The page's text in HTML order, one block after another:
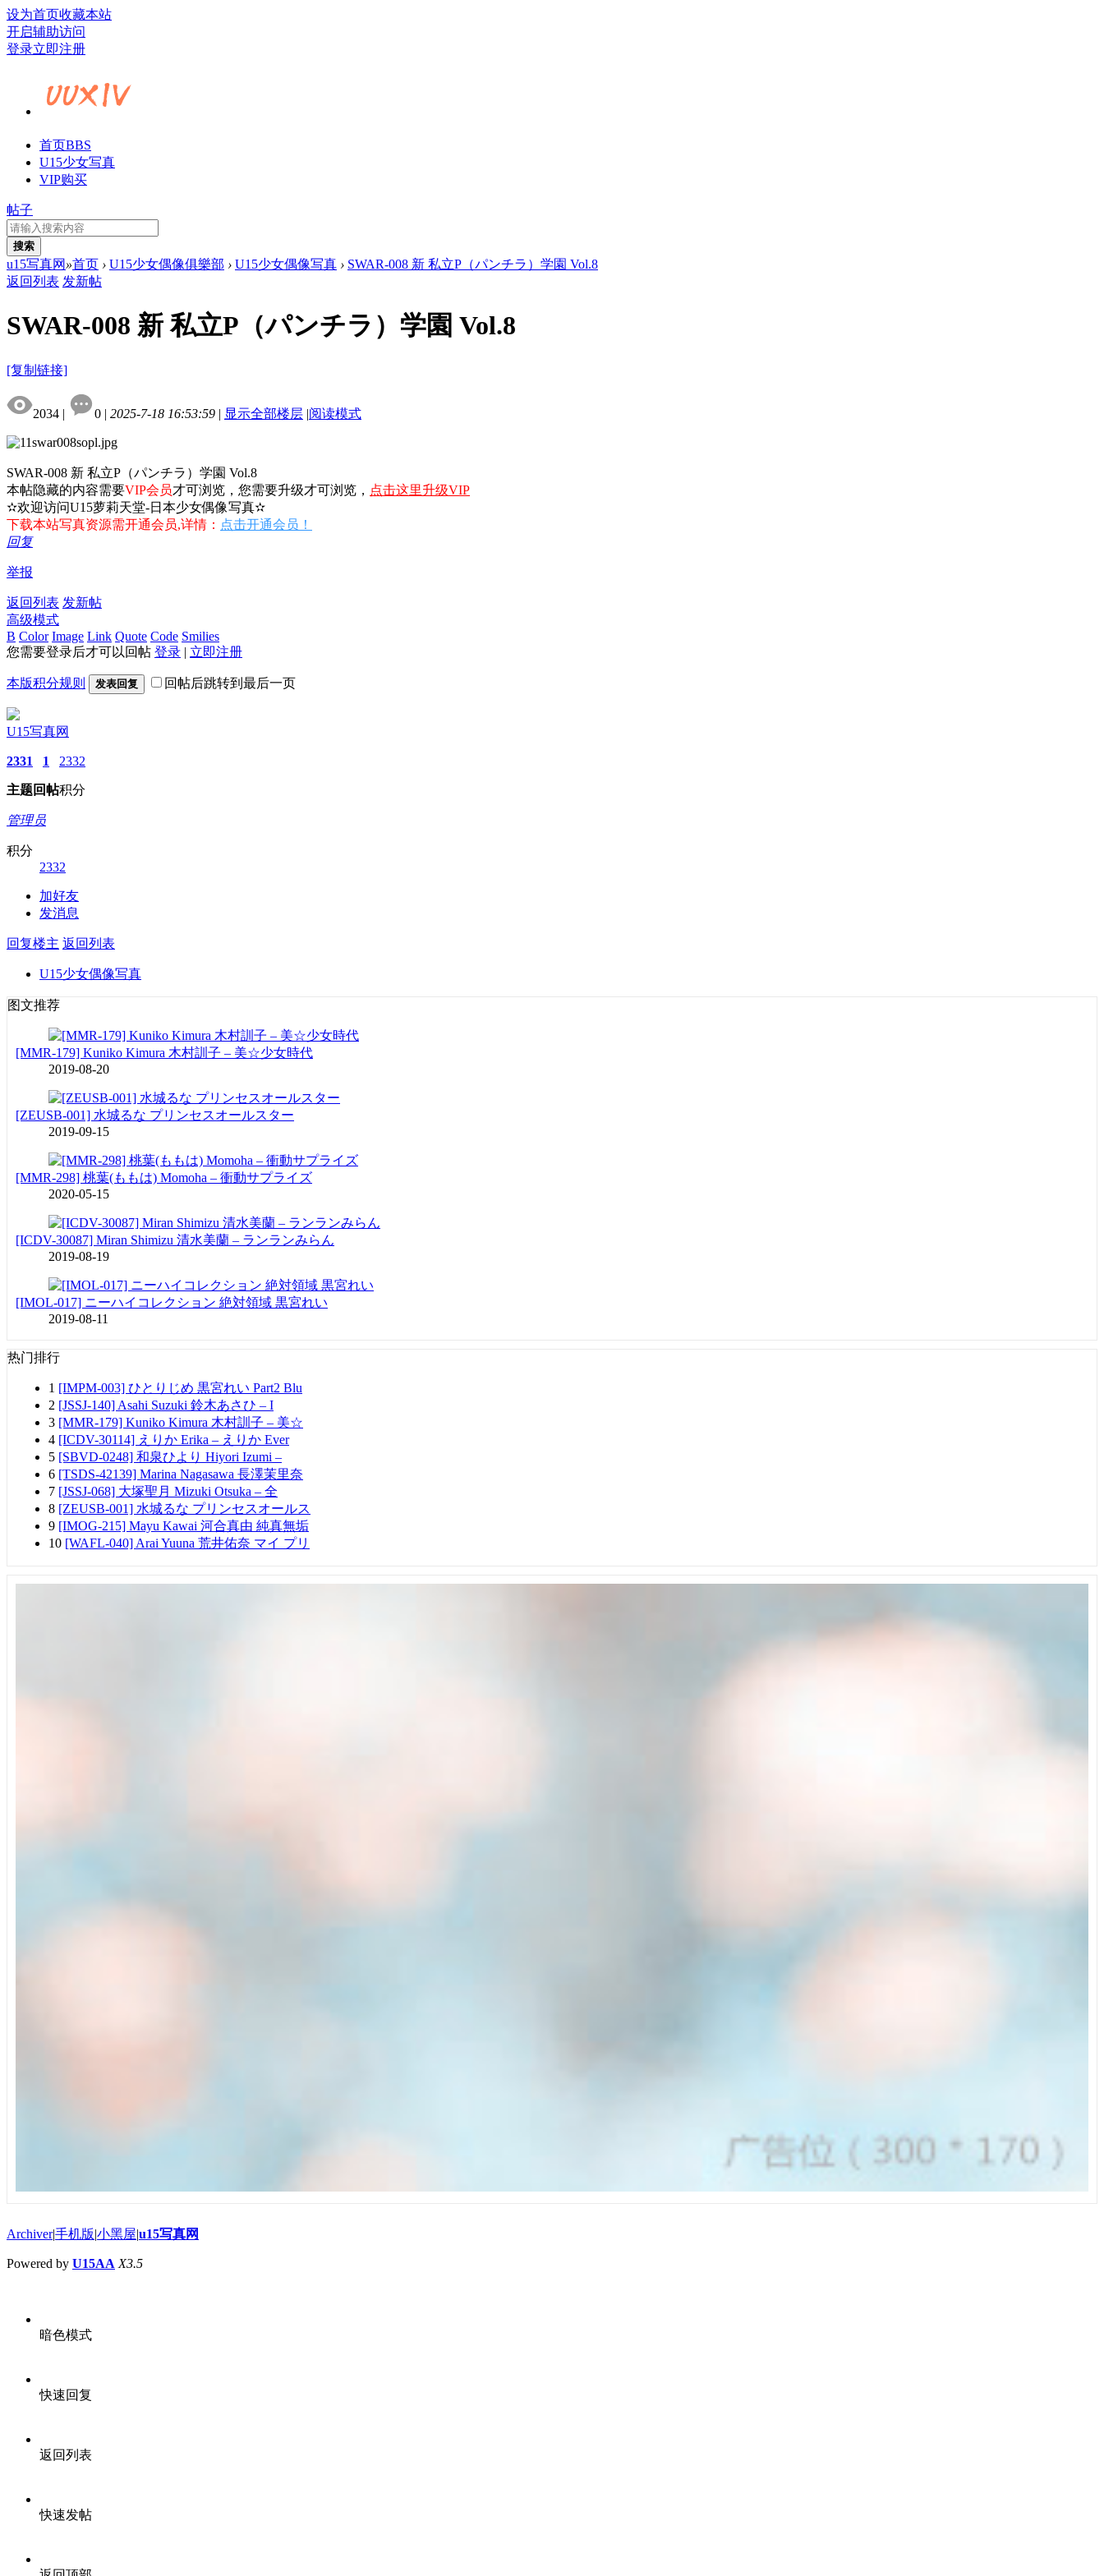
设为首页收藏本站
开启辅助访问
登录立即注册
首页BBS
U15少女写真
VIP购买
帖子
搜索
u15写真网 »首页 › U15少女偶像俱樂部 › U15少女偶像写真 › SWAR-008 新 私立P（パンチラ）学園 Vol.8
返回列表 发新帖
SWAR-008 新 私立P（パンチラ）学園 Vol.8
[复制链接]
2034 | 0 | 2025-7-18 16:53:59 | 显示全部楼层 |阅读模式
SWAR-008 新 私立P（パンチラ）学園 Vol.8
本帖隐藏的内容需要VIP会员才可浏览，您需要升级才可浏览， 点击这里升级VIP
✫欢迎访问U15萝莉天堂-日本少女偶像写真✫
下载本站写真资源需开通会员,详情： 点击开通会员！
回复
举报
返回列表 发新帖
高级模式
B Color Image Link Quote Code Smilies
您需要登录后才可以回帖 登录 | 立即注册
本版积分规则 发表回复 回帖后跳转到最后一页
U15写真网
2331
主题
1
回帖
2332
积分
管理员
积分
2332
加好友
发消息
回复楼主 返回列表
U15少女偶像写真
图文推荐
[MMR-179] Kuniko Kimura 木村訓子 – 美☆少女時代
2019-08-20
[ZEUSB-001] 水城るな プリンセスオールスター
2019-09-15
[MMR-298] 桃葉(ももは) Momoha – 衝動サプライズ
2020-05-15
[ICDV-30087] Miran Shimizu 清水美蘭 – ランランみらん
2019-08-19
[IMOL-017] ニーハイコレクション 絶対領域 黒宮れい
2019-08-11
热门排行
1 [IMPM-003] ひとりじめ 黒宮れい Part2 Blu
2 [JSSJ-140] Asahi Suzuki 鈴木あさひ – I
3 [MMR-179] Kuniko Kimura 木村訓子 – 美☆
4 [ICDV-30114] えりか Erika – えりか Ever
5 [SBVD-0248] 和泉ひより Hiyori Izumi –
6 [TSDS-42139] Marina Nagasawa 長澤茉里奈
7 [JSSJ-068] 大塚聖月 Mizuki Otsuka – 全
8 [ZEUSB-001] 水城るな プリンセスオールス
9 [IMOG-215] Mayu Kawai 河合真由 純真無垢
10 [WAFL-040] Arai Yuuna 荒井佑奈 マイ プリ
Archiver|手机版|小黑屋|u15写真网
Powered by U15AA X3.5
暗色模式
快速回复
返回列表
快速发帖